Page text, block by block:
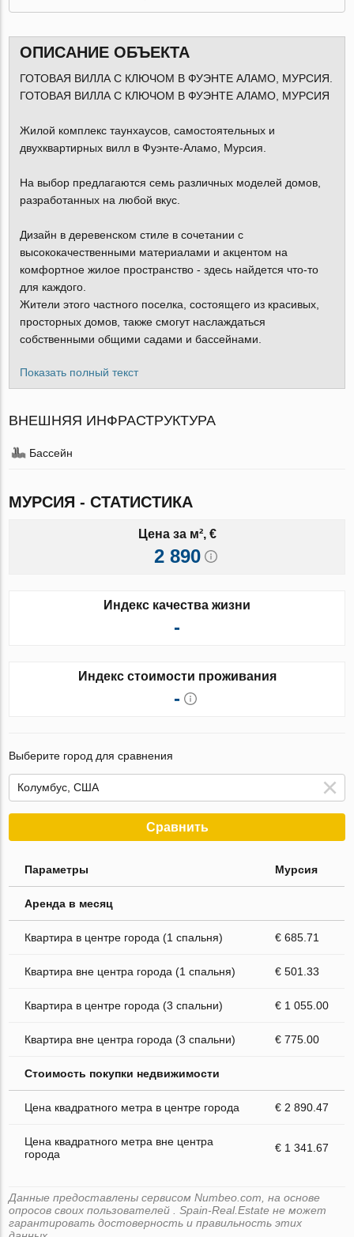
ОПИСАНИЕ ОБЪЕКТА
ГОТОВАЯ ВИЛЛА С КЛЮЧОМ В ФУЭНТЕ АЛАМО, МУРСИЯ.
ГОТОВАЯ ВИЛЛА С КЛЮЧОМ В ФУЭНТЕ АЛАМО, МУРСИЯ
Жилой комплекс таунхаусов, самостоятельных и
двухквартирных вилл в Фуэнте-Аламо, Мурсия.
На выбор предлагаются семь различных моделей домов,
разработанных на любой вкус.
Дизайн в деревенском стиле в сочетании с
высококачественными материалами и акцентом на
комфортное жилое пространство - здесь найдется что-то
для каждого.
Жители этого частного поселка, состоящего из красивых,
просторных домов, также смогут наслаждаться
собственными общими садами и бассейнами.
Показать полный текст
ВНЕШНЯЯ ИНФРАСТРУКТУРА
Бассейн
МУРСИЯ - СТАТИСТИКА
Цена за м², €
2 890
Индекс качества жизни
-
Индекс стоимости проживания
-
Выберите город для сравнения
Сравнить
Параметры Мурсия
Аренда в месяц
Квартира в центре города (1 спальня) € 685.71
Квартира вне центра города (1 спальня) € 501.33
Квартира в центре города (3 спальни) € 1 055.00
Квартира вне центра города (3 спальни) € 775.00
Стоимость покупки недвижимости
Цена квадратного метра в центре города € 2 890.47
Цена квадратного метра вне центра
города
€ 1 341.67
Данные предоставлены сервисом Numbeo.com, на основе
опросов своих пользователей . Spain-Real.Estate не может
гарантировать достоверность и правильность этих